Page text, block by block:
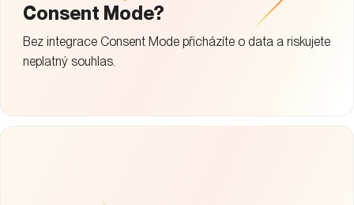
Consent Mode?
Bez integrace Consent Mode přicházíte o data a riskujete
neplatný souhlas.